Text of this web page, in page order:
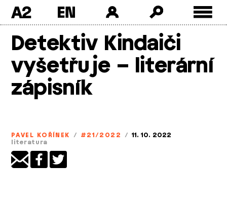
A2
Detektiv Kindaiči
vyšetřuje – literární
zápisník
PAVEL KOŘÍNEK / #21/2022 / 11. 10. 2022
literatura